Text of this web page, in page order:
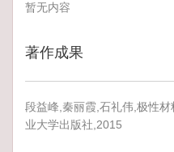
暂无内容
著作成果
段益峰,秦丽霞,石礼伟,极性
业大学出版社,2015